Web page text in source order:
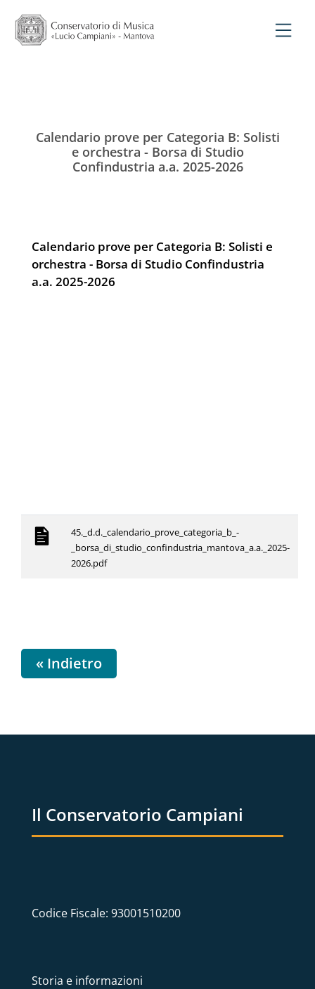
Calendario prove per Categoria B: Solisti
e orchestra - Borsa di Studio
Confindustria a.a. 2025-2026
Calendario prove per Categoria B: Solisti e
orchestra - Borsa di Studio Confindustria
a.a. 2025-2026
45._d.d._calendario_prove_categoria_b_-
_borsa_di_studio_confindustria_mantova_a.a._2025-
2026.pdf
« Indietro
Il Conservatorio Campiani
Codice Fiscale: 93001510200
Storia e informazioni